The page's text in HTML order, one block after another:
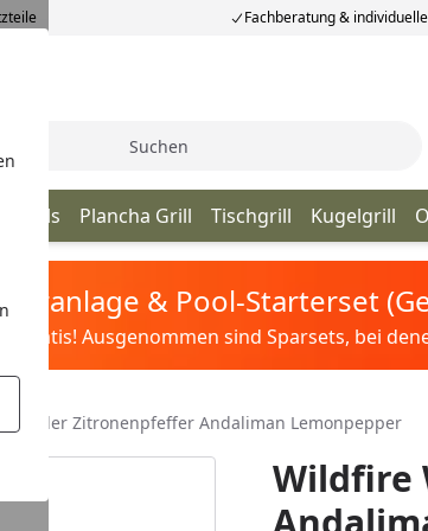
Fachberatung &
Grills Plancha Grill Tischgrill Kugelgrill
& Pool-Starterset
gratis! Ausgenommen sind Sparsets, bei
Wilder Zitronenpfeffer Andaliman Lemonpepper
Wildfire